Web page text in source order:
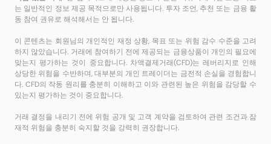
는 일반적인 정보 제공 목적으로만 사용됩니다. 투자 조언, 추천 또는 금융 활
동 참여 권유로 해석해서는 안 됩니다.
이 콘텐츠는 회원님의 개인적인 재정 상황, 목표 또는 위험 감수 수준을 고려
하지 않았습니다. 거래에 참여하기 전에 제공되는 금융상품이 개인의 필요에
맞는지 평가하는 것이 중요합니다. 차액결제거래(CFD)는 레버리지로 인해
상당한 위험을 수반하며, 대부분의 개인 트레이더는 금전적 손실을 경험합니
다. CFD의 작동 원리를 충분히 이해하고 이와 관련된 높은 위험을 감당할 수
있는지 평가하는 것이 중요합니다.
거래 결정을 내리기 전에 위험 공개 및 고객 계약을 검토하여 관련 조건과 잠
재적 위험을 충분히 숙지할 것을 강력히 권장합니다.